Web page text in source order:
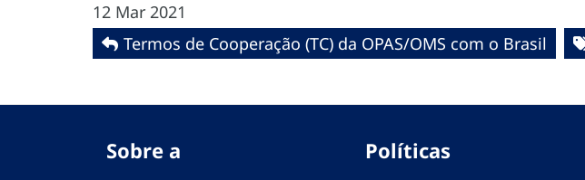
12 Mar 2021
Termos de Cooperação (TC) da OPAS/OMS com o Brasil
Sobre a Políticas